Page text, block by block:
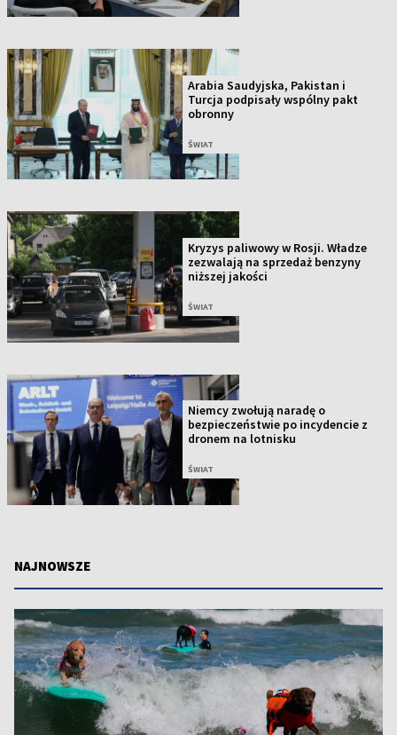
Arabia Saudyjska, Pakistan i
Turcja podpisały wspólny pakt
obronny
ŚWIAT
Kryzys paliwowy w Rosji. Władze
zezwalają na sprzedaż benzyny
niższej jakości
ŚWIAT
Niemcy zwołują naradę o
bezpieczeństwie po incydencie z
dronem na lotnisku
ŚWIAT
NAJNOWSZE